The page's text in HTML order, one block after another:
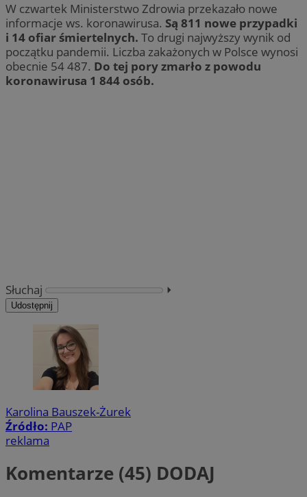
W czwartek Ministerstwo Zdrowia przekazało nowe
informacje ws. koronawirusa. Są 811 nowe przypadki
i 14 ofiar śmiertelnych. To drugi najwyższy wynik od
początku pandemii. Liczba zakażonych w Polsce wynosi
obecnie 54 487. Do tej pory zmarło z powodu
koronawirusa 1 844 osób.
Słuchaj ⏵︎
Udostępnij
Karolina Bauszek-Żurek
Źródło: PAP
reklama
Komentarze (45) DODAJ